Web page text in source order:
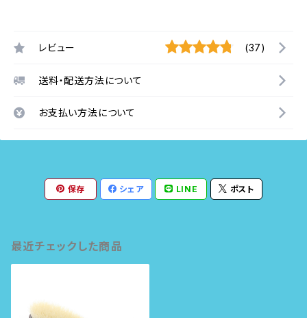
レビュー (37)
送料・配送方法について
お支払い方法について
保存 シェア LINE ポスト
最近チェックした商品